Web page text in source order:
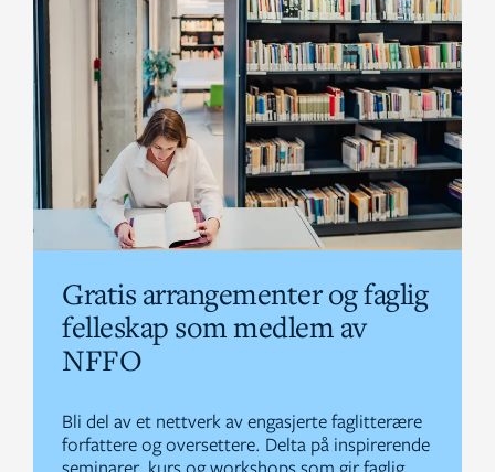
Gratis arrangementer og faglig
felleskap som medlem av
NFFO
Bli del av et nettverk av engasjerte faglitterære
forfattere og oversettere. Delta på inspirerende